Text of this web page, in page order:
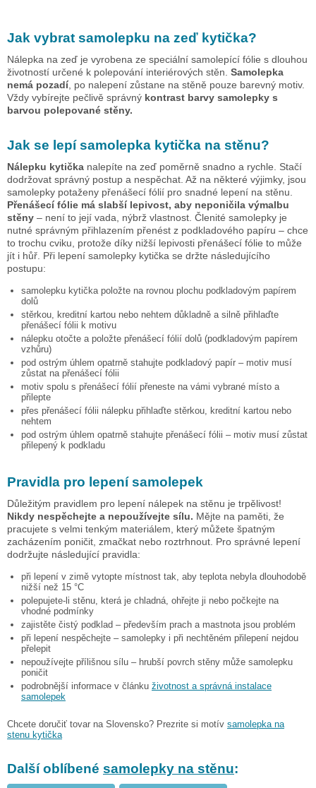
Jak vybrat samolepku na zeď kytička?
Nálepka na zeď je vyrobena ze speciální samolepící fólie s dlouhou
životností určené k polepování interiérových stěn. Samolepka
nemá pozadí, po nalepení zůstane na stěně pouze barevný motiv.
Vždy vybírejte pečlivě správný kontrast barvy samolepky s
barvou polepované stěny.
Jak se lepí samolepka kytička na stěnu?
Nálepku kytička nalepíte na zeď poměrně snadno a rychle. Stačí
dodržovat správný postup a nespěchat. Až na některé výjimky, jsou
samolepky potaženy přenášecí fólií pro snadné lepení na stěnu.
Přenášecí fólie má slabší lepivost, aby neponičila výmalbu
stěny – není to její vada, nýbrž vlastnost. Členité samolepky je
nutné správným přihlazením přenést z podkladového papíru – chce
to trochu cviku, protože díky nižší lepivosti přenášecí fólie to může
jít i hůř. Při lepení samolepky kytička se držte následujícího
postupu:
samolepku kytička položte na rovnou plochu podkladovým papírem
dolů
stěrkou, kreditní kartou nebo nehtem důkladně a silně přihlaďte
přenášecí fólii k motivu
nálepku otočte a položte přenášecí fólií dolů (podkladovým papírem
vzhůru)
pod ostrým úhlem opatrně stahujte podkladový papír – motiv musí
zůstat na přenášecí fólii
motiv spolu s přenášecí fólií přeneste na vámi vybrané místo a
přilepte
přes přenášecí fólii nálepku přihlaďte stěrkou, kreditní kartou nebo
nehtem
pod ostrým úhlem opatrně stahujte přenášecí fólii – motiv musí zůstat
přilepený k podkladu
Pravidla pro lepení samolepek
Důležitým pravidlem pro lepení nálepek na stěnu je trpělivost!
Nikdy nespěchejte a nepoužívejte sílu. Mějte na paměti, že
pracujete s velmi tenkým materiálem, který můžete špatným
zacházením poničit, zmačkat nebo roztrhnout. Pro správné lepení
dodržujte následující pravidla:
při lepení v zimě vytopte místnost tak, aby teplota nebyla dlouhodobě
nižší než 15 °C
polepujete-li stěnu, která je chladná, ohřejte ji nebo počkejte na
vhodné podmínky
zajistěte čistý podklad – především prach a mastnota jsou problém
při lepení nespěchejte – samolepky i při nechtěném přilepení nejdou
přelepit
nepoužívejte přílišnou sílu – hrubší povrch stěny může samolepku
poničit
podrobnější informace v článku životnost a správná instalace
samolepek
Chcete doručiť tovar na Slovensko? Prezrite si motív samolepka na
stenu kytička
Další oblíbené samolepky na stěnu: